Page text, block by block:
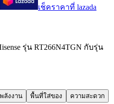
เช็คราคาที่ lazada
รุ่น RT266N4TGN กับรุ่น
ลังงาน พื้นที่ใส่ของ ความสะดวก